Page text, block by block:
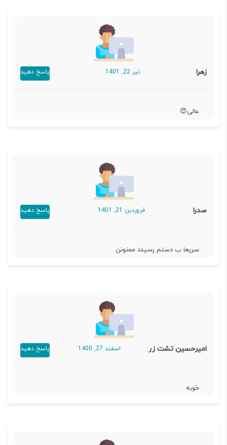
زهرا تیر 22, 1401 پاسخ دهید
عالی😍
صدرا فروردین 21, 1401 پاسخ دهید
سریعا ب دستم رسیدد ممنونن
امیرحسین تشت زر اسفند 27, 1400 پاسخ دهید
خوبه